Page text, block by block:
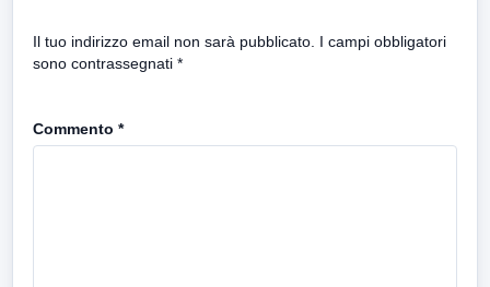
Il tuo indirizzo email non sarà pubblicato. I campi obbligatori
sono contrassegnati *
Commento *